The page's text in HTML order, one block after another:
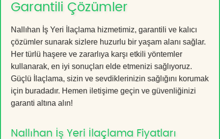
Garantili Çözümler
Nallıhan İş Yeri İlaçlama hizmetimiz, garantili ve kalıcı
çözümler sunarak sizlere huzurlu bir yaşam alanı sağlar.
Her türlü haşere ve zararlıya karşı etkili yöntemler
kullanarak, en iyi sonuçları elde etmenizi sağlıyoruz.
Güçlü İlaçlama, sizin ve sevdiklerinizin sağlığını korumak
için buradadır. Hemen iletişime geçin ve güvenliğinizi
garanti altına alın!
Nallıhan İş Yeri İlaçlama Fiyatları